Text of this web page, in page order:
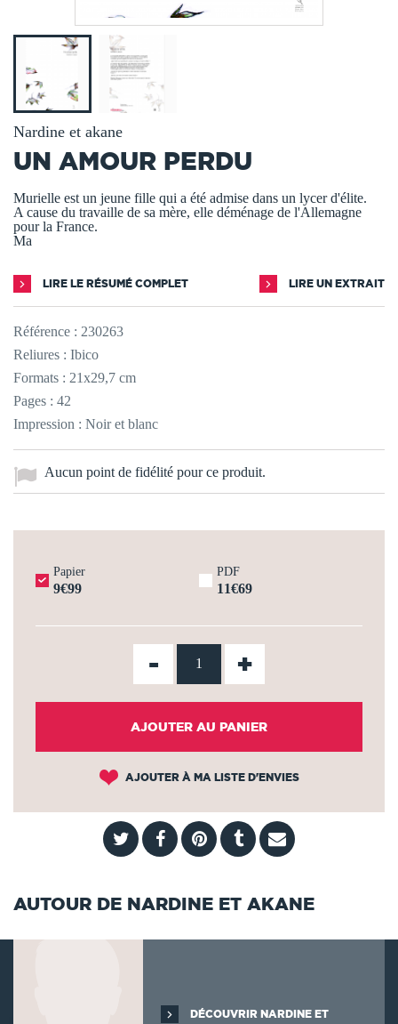
Nardine et akane
UN AMOUR PERDU
Murielle est un jeune fille qui a été admise dans un lycer d'élite.
A cause du travaille de sa mère, elle déménage de l'Allemagne
pour la France.
Ma
LIRE LE RÉSUMÉ COMPLET LIRE UN EXTRAIT
Référence : 230263
Reliures : Ibico
Formats : 21x29,7 cm
Pages : 42
Impression : Noir et blanc
Aucun point de fidélité pour ce produit.
Papier
9€99
PDF
11€69
- +
AJOUTER AU PANIER
AJOUTER À MA LISTE D'ENVIES
AUTOUR DE NARDINE ET AKANE
DÉCOUVRIR NARDINE ET